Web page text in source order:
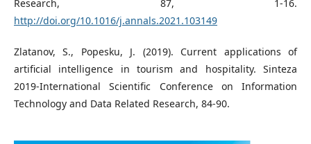
Research, 87, 1-16.
http://doi.org/10.1016/j.annals.2021.103149
Zlatanov, S., Popesku, J. (2019). Current applications of
artificial intelligence in tourism and hospitality. Sinteza
2019-International Scientific Conference on Information
Technology and Data Related Research, 84-90.